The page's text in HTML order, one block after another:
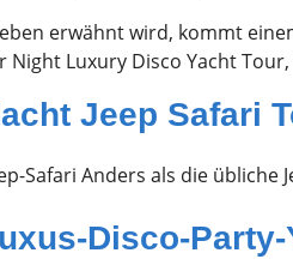
erwähnt wird, kommt
Night Luxury Disco Yacht
Jeep Safari
Safari Anders als die
Disco-